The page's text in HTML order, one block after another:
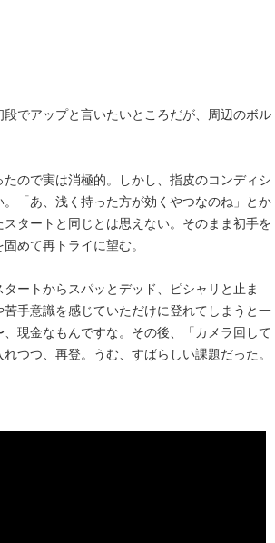
でアップと言いたいところだが、周辺のボル
ので実は消極的。しかし、指皮のコンディシ
「あ、浅く持った方が効くやつなのね」とか
タートと同じとは思えない。そのまま初手を
めて再トライに望む。
ートからスパッとデッド、ピシャリと止ま
手意識を感じていただけに登れてしまうと一
現金なもんですな。その後、「カメラ回して
つつ、再登。うむ、すばらしい課題だった。